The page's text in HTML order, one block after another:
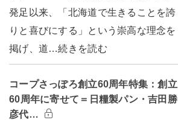
発足以来、「北海道で生きることを誇
りと喜びにする」という崇高な理念を
掲げ、道…続きを読む
コープさっぽろ創立60周年特集：創立
60周年に寄せて＝日糧製パン・吉田勝
彦代…